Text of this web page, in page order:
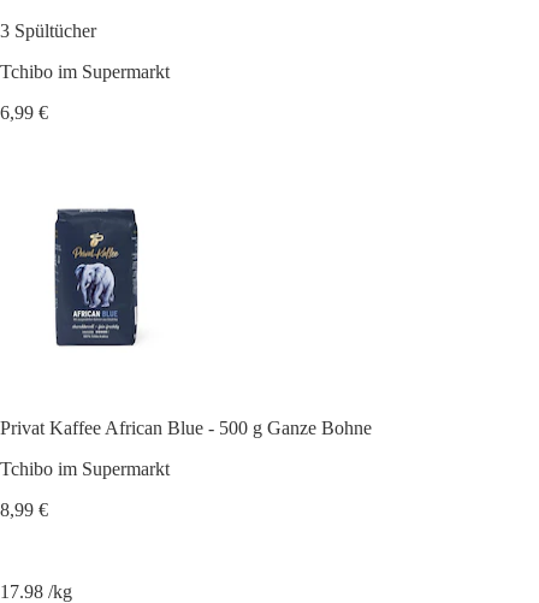
3 Spültücher
Tchibo im Supermarkt
6,99 €
Privat Kaffee African Blue - 500 g Ganze Bohne
Tchibo im Supermarkt
8,99 €
17.98 /kg